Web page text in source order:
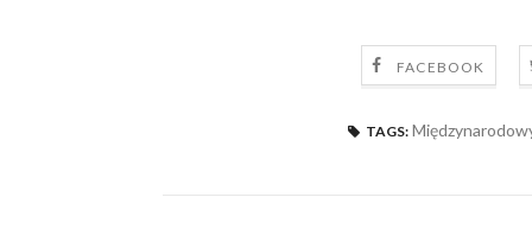
FACEBOOK
TAGS: